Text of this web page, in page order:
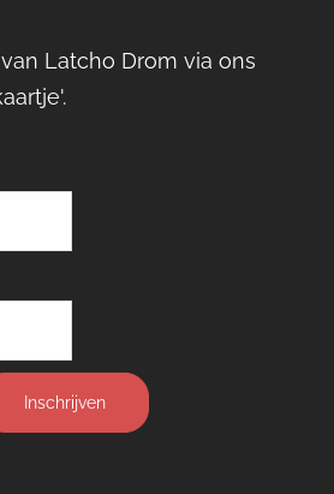
Latcho Drom via ons
Inschrijven